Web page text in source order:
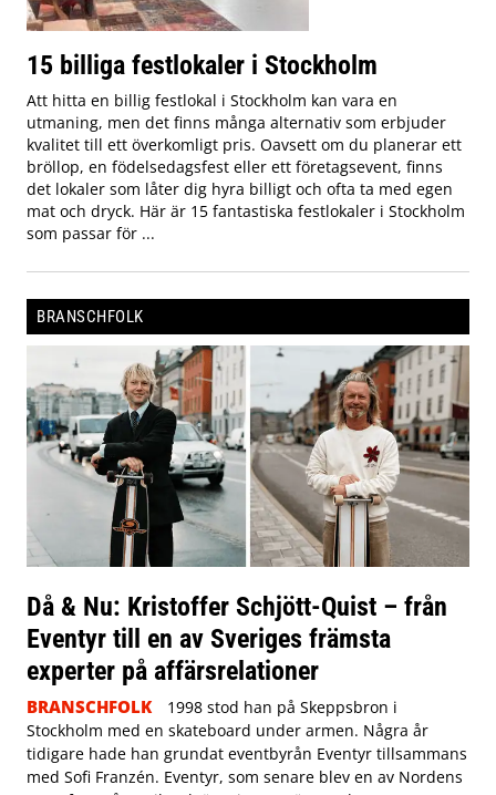
15 billiga festlokaler i Stockholm
Att hitta en billig festlokal i Stockholm kan vara en
utmaning, men det finns många alternativ som erbjuder
kvalitet till ett överkomligt pris. Oavsett om du planerar ett
bröllop, en födelsedagsfest eller ett företagsevent, finns
det lokaler som låter dig hyra billigt och ofta ta med egen
mat och dryck. Här är 15 fantastiska festlokaler i Stockholm
som passar för ...
BRANSCHFOLK
Då & Nu: Kristoffer Schjött-Quist – från
Eventyr till en av Sveriges främsta
experter på affärsrelationer
BRANSCHFOLK
1998 stod han på Skeppsbron i
Stockholm med en skateboard under armen. Några år
tidigare hade han grundat eventbyrån Eventyr tillsammans
med Sofi Franzén. Eventyr, som senare blev en av Nordens